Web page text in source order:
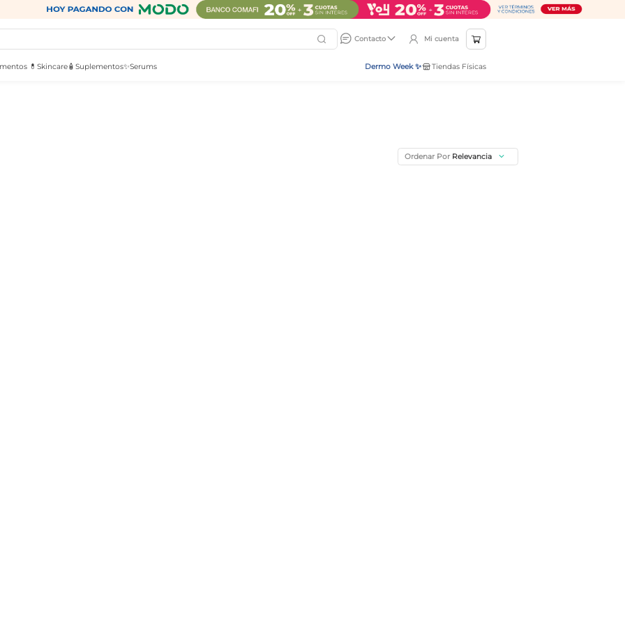
Contacto
Mi cuenta
💊 Skincare🧴 Suplementos✨Serums Dermo Week ✨ Tiendas Físicas
Ordenar Por Relevancia